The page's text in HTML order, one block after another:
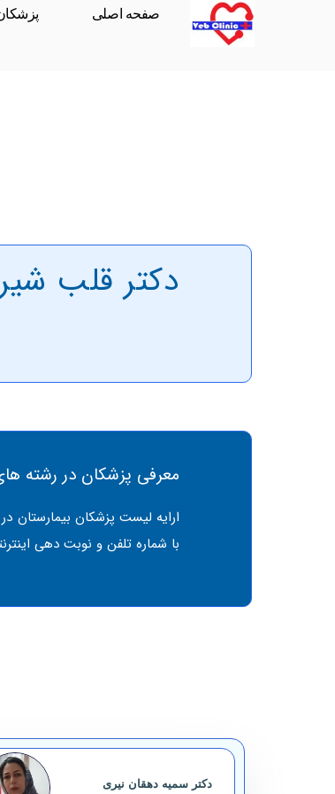
صفحه اصلی
دکتر قلب
معرفی پزشکان در رشته
ارایه لیست پزشکان بیمارستان
با شماره تلفن و نوبت دهی
دکتر سمیه دهقان نیری